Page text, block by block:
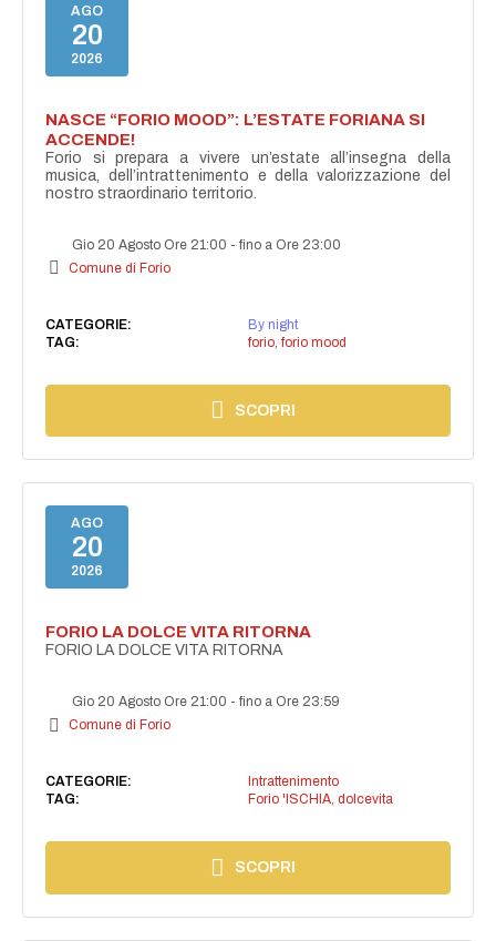
AGO
20
2026
NASCE “FORIO MOOD”: L’ESTATE FORIANA SI
ACCENDE!
Forio si prepara a vivere un’estate all’insegna della
musica, dell’intrattenimento e della valorizzazione del
nostro straordinario territorio.
Gio 20 Agosto Ore 21:00 -fino a Ore 23:00
Comune di Forio
CATEGORIE:
By night
TAG:
forio, forio mood
SCOPRI
AGO
20
2026
FORIO LA DOLCE VITA RITORNA
FORIO LA DOLCE VITA RITORNA
Gio 20 Agosto Ore 21:00 -fino a Ore 23:59
Comune di Forio
CATEGORIE:
Intrattenimento
TAG:
Forio 'ISCHIA, dolcevita
SCOPRI